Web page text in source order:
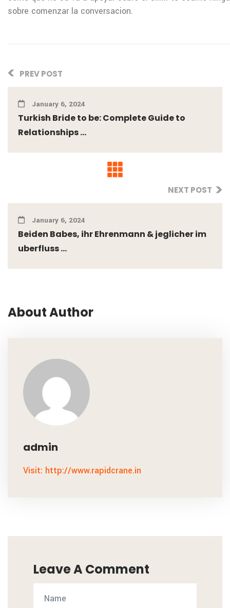
sobre comenzar la conversacion.
PREV POST
January 6, 2024
Turkish Bride to be: Complete Guide to
Relationships ...
NEXT POST
January 6, 2024
Beiden Babes, ihr Ehrenmann & jeglicher im
uberfluss ...
About Author
admin
Visit: http://www.rapidcrane.in
Leave A Comment